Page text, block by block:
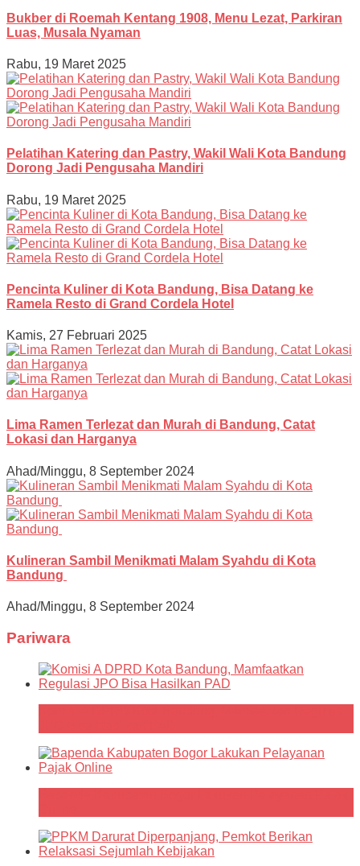
Bukber di Roemah Kentang 1908, Menu Lezat, Parkiran
Luas, Musala Nyaman
Rabu, 19 Maret 2025
Pelatihan Katering dan Pastry, Wakil Wali Kota Bandung
Dorong Jadi Pengusaha Mandiri
Rabu, 19 Maret 2025
Pencinta Kuliner di Kota Bandung, Bisa Datang ke
Ramela Resto di Grand Cordela Hotel
Kamis, 27 Februari 2025
Lima Ramen Terlezat dan Murah di Bandung, Catat
Lokasi dan Harganya
Ahad/Minggu, 8 September 2024
Kulineran Sambil Menikmati Malam Syahdu di Kota
Bandung
Ahad/Minggu, 8 September 2024
Pariwara